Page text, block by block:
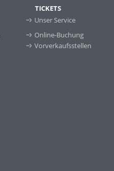
TICKETS
Unser Service
Online-Buchung
Vorverkaufsstellen